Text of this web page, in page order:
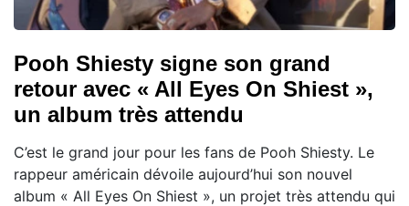
Pooh Shiesty signe son grand
retour avec « All Eyes On Shiest »,
un album très attendu
C’est le grand jour pour les fans de Pooh Shiesty. Le
rappeur américain dévoile aujourd’hui son nouvel
album « All Eyes On Shiest », un projet très attendu qui